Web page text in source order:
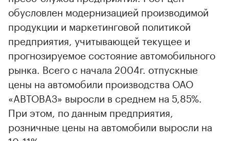
обусловлен модернизацией производимой
продукции и маркетинговой политикой
предприятия, учитывающей текущее и
прогнозируемое состояние автомобильного
рынка. Всего с начала 2004г. отпускные
цены на автомобили производства ОАО
«АВТОВАЗ» выросли в среднем на 5,85%.
При этом, по данным предприятия,
розничные цены на автомобили выросли на